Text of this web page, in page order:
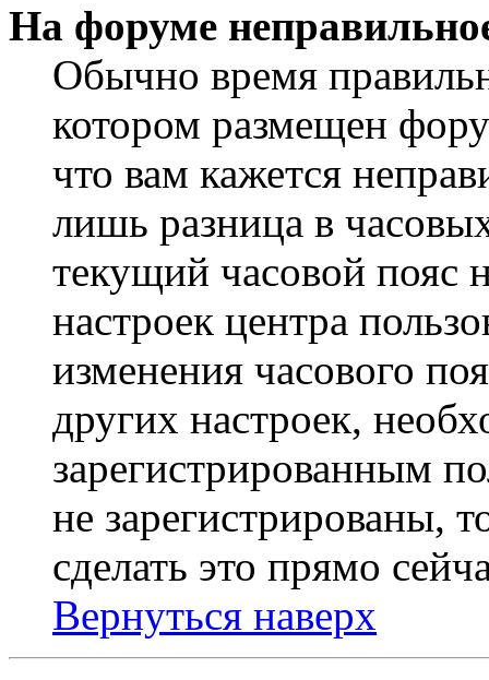
На форуме
Обычно время
котором размещен
что вам кажется
лишь разница в
текущий часовой пояс
настроек центра
изменения часового
других настроек,
зарегистрированным
не зарегистрированы,
сделать это прямо
Вернуться наверх